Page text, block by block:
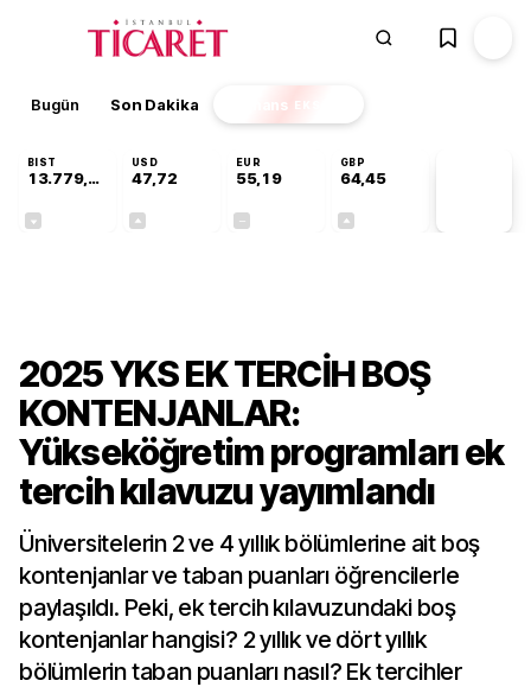
Bugün Son Dakika Finans EKSTRA
BIST
13.779,39
USD
47,72
EUR
55,19
GBP
64,45
2025 YKS EK TERCİH BOŞ
KONTENJANLAR:
Yükseköğretim programları ek
tercih kılavuzu yayımlandı
Üniversitelerin 2 ve 4 yıllık bölümlerine ait boş
kontenjanlar ve taban puanları öğrencilerle
paylaşıldı. Peki, ek tercih kılavuzundaki boş
kontenjanlar hangisi? 2 yıllık ve dört yıllık
bölümlerin taban puanları nasıl? Ek tercihler